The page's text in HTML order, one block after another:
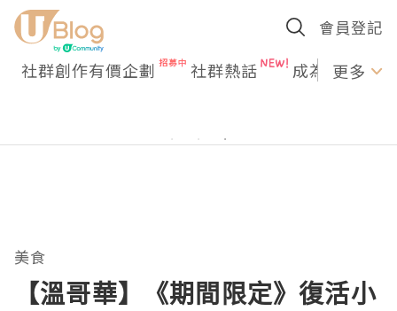
會員登記
社群創作有價企劃 社群熱話 成為U更多
美食
【溫哥華】《期間限定》復活小